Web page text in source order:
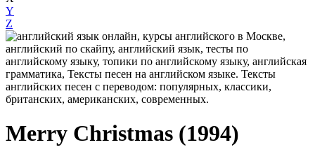
Y
Z
Merry Christmas (1994)